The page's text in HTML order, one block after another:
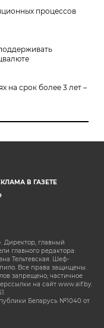
процессов
на срок более 3 лет –
В ГАЗЕТЕ
Директор, главный
главного редактора:
Тельтевская. Шеф-
Все права защищены.
запрещено, частичное
на сайт www.aif.by.
Беларусь №1040 от